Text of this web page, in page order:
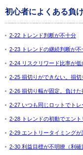
初心者によくある負
2-22 トレンド判断が不十分
2-23 トレンドの継続判断が不
2-24 リスクリワード比率が低
2-25 損切りができない。損
2-26 損切り幅が固定。負け
2-27 いつも同じロットでト
2-28 トレンドの初動でエン
2-29 エントリータイミングが
2-30 利益目標が不明瞭（利確